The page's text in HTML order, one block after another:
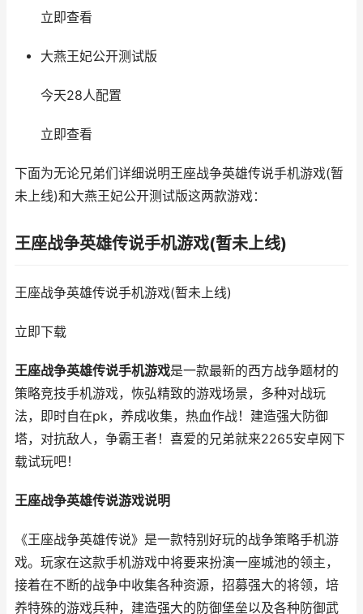
立即查看
大燕王妃公开测试版
今天28人配置
立即查看
下面为无论兄弟们详细说明王座战争英雄传说手机游戏(暂
未上线)和大燕王妃公开测试版这两款游戏：
王座战争英雄传说手机游戏(暂未上线)
王座战争英雄传说手机游戏(暂未上线)
立即下载
王座战争英雄传说手机游戏是一款最新的西方战争题材的
策略竞技手机游戏，恢弘精致的游戏场景，多种对战玩
法，即时自在pk，养成收集，热血作战！建造强大防御
塔，对抗敌人，争霸王者！喜爱的兄弟就来2265安卓网下
载试玩吧！
王座战争英雄传说游戏说明
《王座战争英雄传说》是一款特别好玩的战争策略手机游
戏。玩家在这款手机游戏中将要来扮演一座城池的领主，
接着在不断的战争中收集各种资源，招募强大的将领，培
养特殊的游戏兵种，建造强大的防御堡垒以及各种防御武